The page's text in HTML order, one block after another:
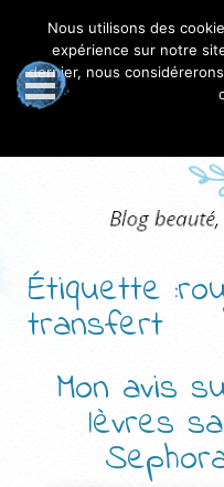
Étiquette
transfert
Mon avis
lèvres
Nous utilisons des
expérience sur notre
dernier, nous